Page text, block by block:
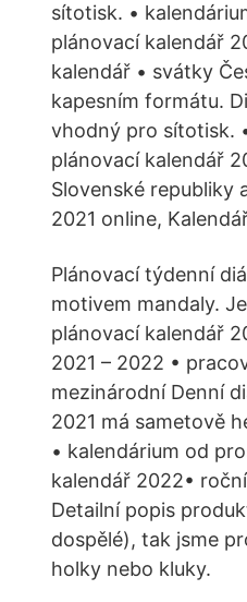
sítotisk. •
plánovací kalendář
kalendář • svátky
kapesním formátu.
vhodný pro sítotisk.
plánovací kalendář
Slovenské republiky
2021 online,
Plánovací týdenní
motivem mandaly.
plánovací kalendář
2021 – 2022 •
mezinárodní Denní
2021 má sametově
• kalendárium od
kalendář 2022•
Detailní popis
dospělé), tak jsme
holky nebo kluky.